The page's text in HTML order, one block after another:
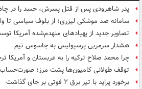
پدر شاهرودی پس از قتل پسرش، جسد را در
سامانه ضد موشکی لیزری؛ از بلوف سیاسی تا
تصاویر جدید از پهپادهای منهدم‌شده آمریکا
هشدار سرمربی پرسپولیس به جاسوس تیم
چرا محمد صلاح ترکیه را به عربستان و آمریکا
توقف طولانی کامیون‌ها پشت مرز؛
برخورد پراید با تیر برق ۲ فوتی بر جای گذاشت